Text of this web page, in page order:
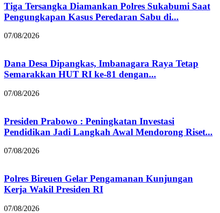
Tiga Tersangka Diamankan Polres Sukabumi Saat
Pengungkapan Kasus Peredaran Sabu di...
07/08/2026
Dana Desa Dipangkas, Imbanagara Raya Tetap
Semarakkan HUT RI ke-81 dengan...
07/08/2026
Presiden Prabowo : Peningkatan Investasi
Pendidikan Jadi Langkah Awal Mendorong Riset...
07/08/2026
Polres Bireuen Gelar Pengamanan Kunjungan
Kerja Wakil Presiden RI
07/08/2026